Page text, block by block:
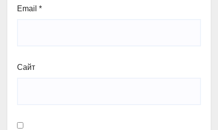
Email *
Сайт